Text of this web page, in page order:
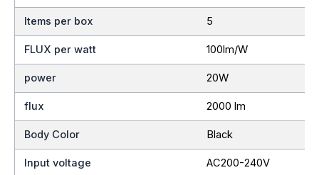
Items per box 5
FLUX per watt 100lm/W
power 20W
flux 2000 lm
Body Color Black
Input voltage AC200-240V